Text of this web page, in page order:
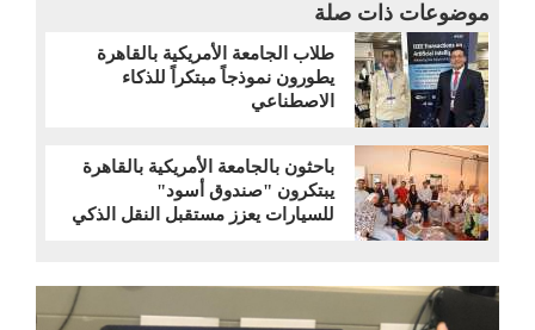
موضوعات ذات صلة
طلاب الجامعة الأمريكية بالقاهرة
يطورون نموذجاً مبتكراً للذكاء
الاصطناعي
باحثون بالجامعة الأمريكية بالقاهرة
يبتكرون "صندوق أسود"
للسيارات يعزز مستقبل النقل الذكي